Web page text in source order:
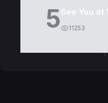
5See You
11253